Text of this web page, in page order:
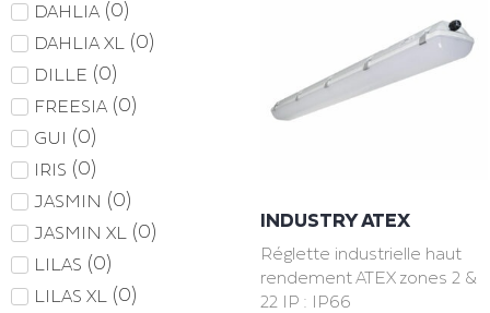
DAHLIA (0)
DAHLIA XL (0)
DILLE (0)
FREESIA (0)
GUI (0)
IRIS (0)
JASMIN (0)
JASMIN XL (0)
LILAS (0)
LILAS XL (0)
INDUSTRY ATEX
Réglette industrielle haut
rendement ATEX zones 2 &
22 IP : IP66